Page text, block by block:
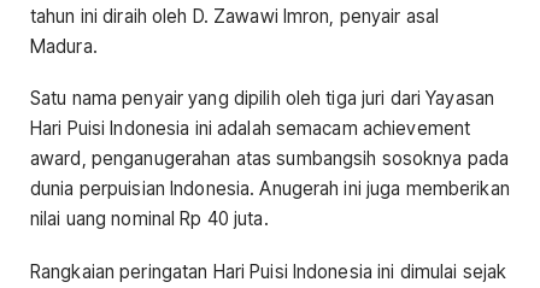
tahun ini diraih oleh D. Zawawi Imron, penyair asal
Madura.
Satu nama penyair yang dipilih oleh tiga juri dari Yayasan
Hari Puisi Indonesia ini adalah semacam achievement
award, penganugerahan atas sumbangsih sosoknya pada
dunia perpuisian Indonesia. Anugerah ini juga memberikan
nilai uang nominal Rp 40 juta.
Rangkaian peringatan Hari Puisi Indonesia ini dimulai sejak